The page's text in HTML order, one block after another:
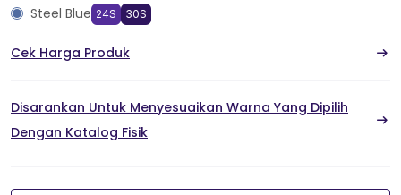
Steel Blue 24S 30S
Cek Harga Produk
Disarankan Untuk Menyesuaikan Warna Yang Dipilih
Dengan Katalog Fisik